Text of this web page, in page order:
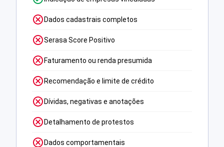
Dados cadastrais completos
Serasa Score Positivo
Faturamento ou renda presumida
Recomendação e limite de crédito
Dívidas, negativas e anotações
Detalhamento de protestos
Dados comportamentais